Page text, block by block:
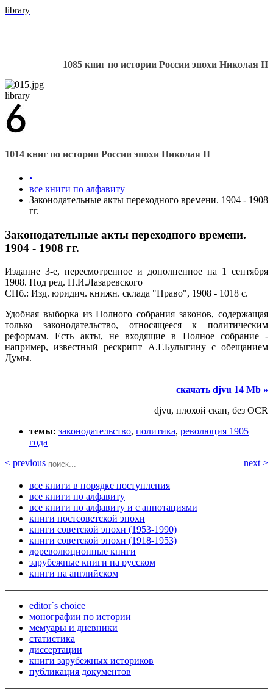
library
1085 книг по истории России эпохи Николая II
library
1014 книг по истории России эпохи Николая II
•
все книги по алфавиту
Законодательные акты переходного времени. 1904 - 1908
гг.
Законодательные акты переходного времени.
1904 - 1908 гг.
Издание 3-е, пересмотренное и дополненное на 1 сентября
1908. Под ред. Н.И.Лазаревского
СПб.: Изд. юридич. книжн. склада "Право", 1908 - 1018 с.
Удобная выборка из Полного собрания законов, содержащая
только законодательство, относящееся к политическим
реформам. Есть акты, не входящие в Полное собрание -
например, известный рескрипт А.Г.Булыгину с обещанием
Думы.
скачать djvu 14 Mb »
djvu, плохой скан, без OCR
темы: законодательство, политика, революция 1905
года
< previous
next >
все книги в порядке поступления
все книги по алфавиту
все книги по алфавиту и с аннотациями
книги постсоветской эпохи
книги советской эпохи (1953-1990)
книги советской эпохи (1918-1953)
дореволюционные книги
зарубежные книги на русском
книги на английском
editor`s choice
монографии по истории
мемуары и дневники
статистика
диссертации
книги зарубежных историков
публикация документов